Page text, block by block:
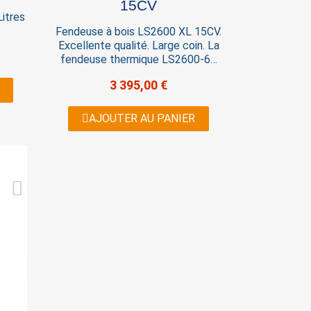
15CV
Fendeuse à bois LS2600 XL 15CV.
Excellente qualité. Large coin. La
fendeuse thermique LS2600-65
fendeuses de notre gamme. La
LS2600 est plus performante que
toutes ses concurrentes par sa
3 395,00 €
AJOUTER AU PANIER